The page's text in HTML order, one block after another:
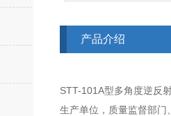
产品介绍
STT-101A型多角度逆反
生产单位，质量监督部